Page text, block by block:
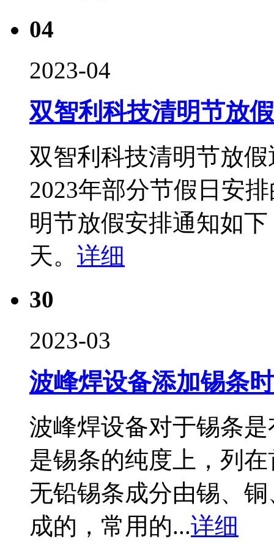
04
2023-04
双智利科技清明节放
双智利科技清明节放
2023年部分节假日安
明节放假安排通知如
天。 详细
30
2023-03
波峰焊设备添加锡条
波峰焊设备对于锡条
是锡条的纯度上，列
无铅锡条成分由锡、
成的，常用的...详细